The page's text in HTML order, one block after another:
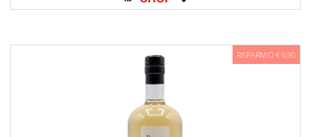
RISPARMIO € 0,90